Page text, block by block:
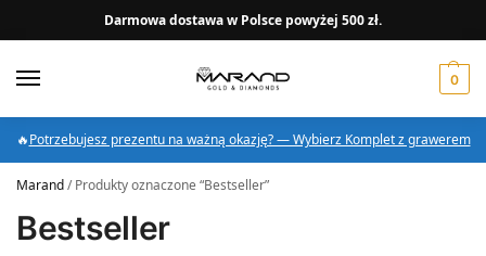
Darmowa dostawa w Polsce powyżej 500 zł.
0
🔥Potrzebujesz prezentu na ważną okazję? — Wybierz Komplet z grawerem
Marand/Produkty oznaczone “Bestseller”
Bestseller